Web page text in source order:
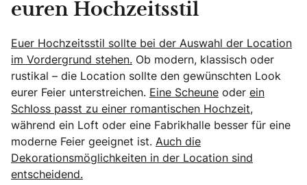
euren Hochzeitsstil
Euer Hochzeitsstil sollte bei der Auswahl der Location
im Vordergrund stehen. Ob modern, klassisch oder
rustikal – die Location sollte den gewünschten Look
eurer Feier unterstreichen. Eine Scheune oder ein
Schloss passt zu einer romantischen Hochzeit,
während ein Loft oder eine Fabrikhalle besser für eine
moderne Feier geeignet ist. Auch die
Dekorationsmöglichkeiten in der Location sind
entscheidend.